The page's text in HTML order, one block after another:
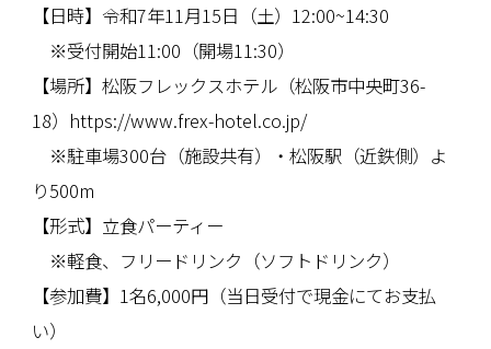
【日時】令和7年11月15日（土）12:00~14:30
※受付開始11:00（開場11:30）
【場所】松阪フレックスホテル（松阪市中央町36-
18） https://www.frex-hotel.co.jp/
※駐車場300台（施設共有）・松阪駅（近鉄側）よ
り500m
【形式】立食パーティー
※軽食、フリードリンク（ソフトドリンク）
【参加費】1名6,000円（当日受付で現金にてお支払
い）